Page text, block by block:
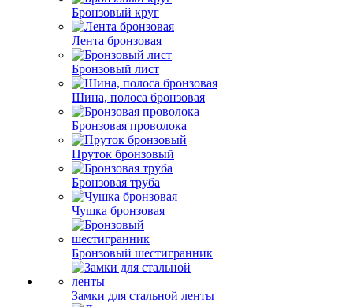
Бронзовый круг
Лента бронзовая
Бронзовый лист
Шина, полоса бронзовая
Бронзовая проволока
Пруток бронзовый
Бронзовая труба
Чушка бронзовая
Бронзовый шестигранник
Замки для стальной ленты